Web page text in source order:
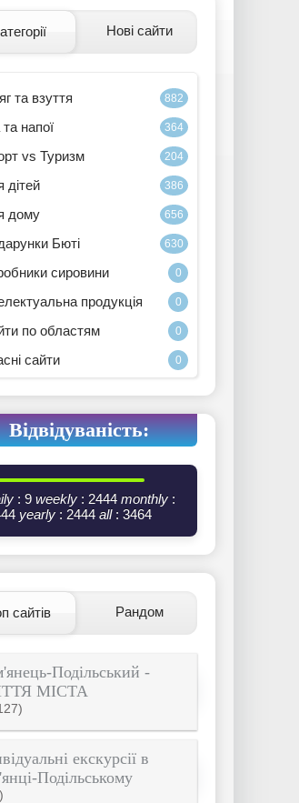
Нові сайти
та взуття 882
та напої 364
vs Туризм 204
дітей 386
дому 656
Бюті 630
сировини 0
продукція 0
по областям 0
сайти 0
Відвідуваність:
: 9 weekly : 2444 monthly :
yearly : 2444 all: 3464
сайтів Рандом
Подільський -
МІСТА
екскурсії в
Подільському